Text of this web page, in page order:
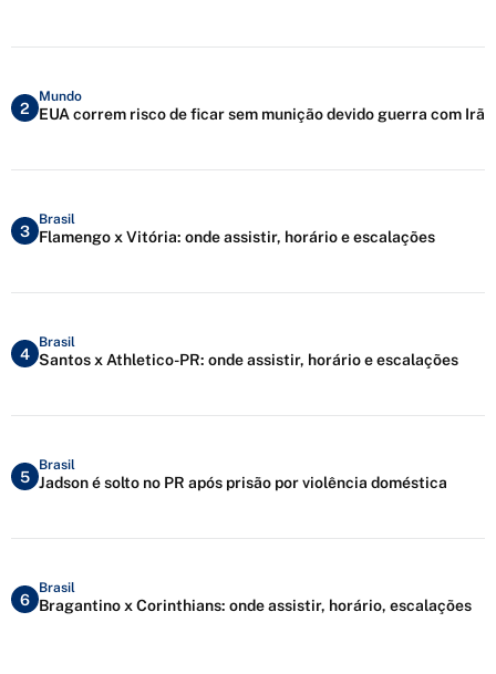
2
Mundo
EUA correm risco de ficar sem munição devido guerra com Irã
3
Brasil
Flamengo x Vitória: onde assistir, horário e escalações
4
Brasil
Santos x Athletico-PR: onde assistir, horário e escalações
5
Brasil
Jadson é solto no PR após prisão por violência doméstica
6
Brasil
Bragantino x Corinthians: onde assistir, horário, escalações